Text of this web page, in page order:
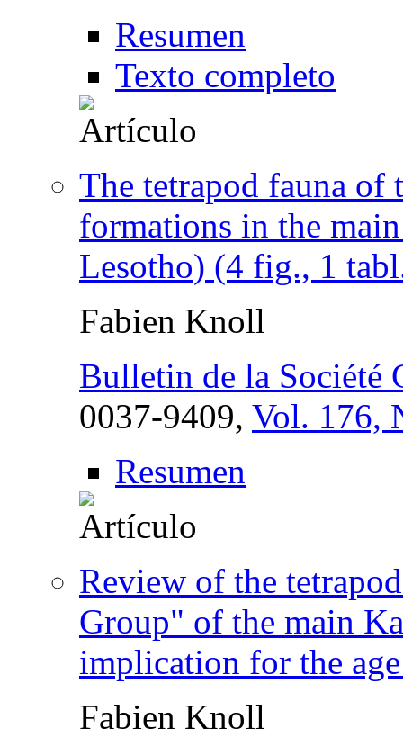
Resumen
Texto completo
The tetrapod fauna of
formations in the
Lesotho) (4 fig., 1
Fabien Knoll
Bulletin de la Société
0037-9409, Vol. 176,
Resumen
Review of the
Group" of the main
implication for the
Fabien Knoll